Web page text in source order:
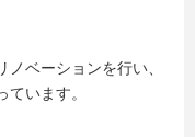
ベーションを行い、
います。